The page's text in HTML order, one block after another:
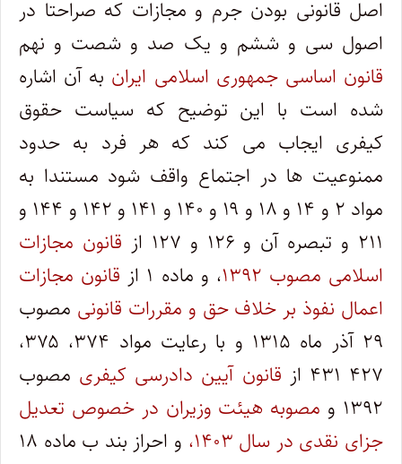
اصل قانونی بودن جرم و مجازات که صراحتا در
اصول سی و ششم و یک صد و شصت و نهم
قانون اساسی جمهوری اسلامی ایران به آن اشاره
شده است با این توضیح که سیاست حقوق
کیفری ایجاب می کند که هر فرد به حدود
ممنوعیت ها در اجتماع واقف شود مستندا به
مواد ۲ و ۱۴ و ۱۸ و ۱۹ و ۱۴۰ و ۱۴۱ و ۱۴۲ و ۱۴۴ و
۲۱۱ و تبصره آن و ۱۲۶ و ۱۲۷ از
قانون مجازات
اسلامی مصوب ۱۳۹۲
، و ماده ۱ از
قانون مجازات
اعمال نفوذ بر خلاف حق و مقررات قانونی مصوب
۲۹ آذر ماه ۱۳۱۵ و با رعایت مواد ۳۷۴، ۳۷۵،
۴۲۷ ۴۳۱ از
قانون آیین دادرسی کیفری مصوب
۱۳۹۲ و
مصوبه هیئت وزیران در خصوص تعدیل
جزای نقدی در سال ۱۴۰۳،
و احراز بند ب ماده ۱۸